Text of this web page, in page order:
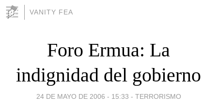
VANITY FEA
Foro Ermua: La
indignidad del gobierno
24 DE MAYO DE 2006 - 15:33 - TERRORISMO